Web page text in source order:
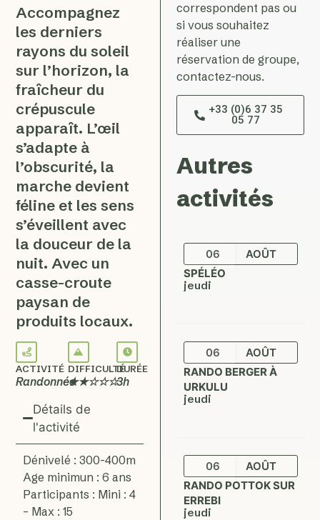
Accompagnez
les derniers
rayons du soleil
sur l’horizon, la
fraîcheur du
crépuscule
apparaît. L’œil
s’adapte à
l’obscurité, la
marche devient
féline et les sens
s’éveillent avec
la douceur de la
nuit. Avec un
casse-croute
paysan de
produits locaux.
ACTIVITÉ
Randonnée
DIFFICULTÉ
★★☆☆☆
DURÉE
3h
Détails de
l'activité
Dénivelé : 300-400m
Age minimun : 6 ans
Participants : Mini : 4
– Max : 15
correspondent pas ou
si vous souhaitez
réaliser une
réservation de groupe,
contactez-nous.
+33 (0)6 37 35
05 77
Autres
activités
06
AOÛT
SPÉLÉO
jeudi
06
AOÛT
RANDO BERGER À
URKULU
jeudi
06
AOÛT
RANDO POTTOK SUR
ERREBI
jeudi